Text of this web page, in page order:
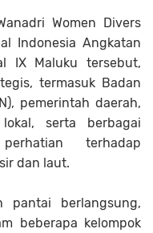
Women Divers
Indonesia Angkatan
IX Maluku tersebut,
termasuk Badan
pemerintah daerah,
serta berbagai
terhadap
dan laut.
pantai berlangsung,
beberapa kelompok